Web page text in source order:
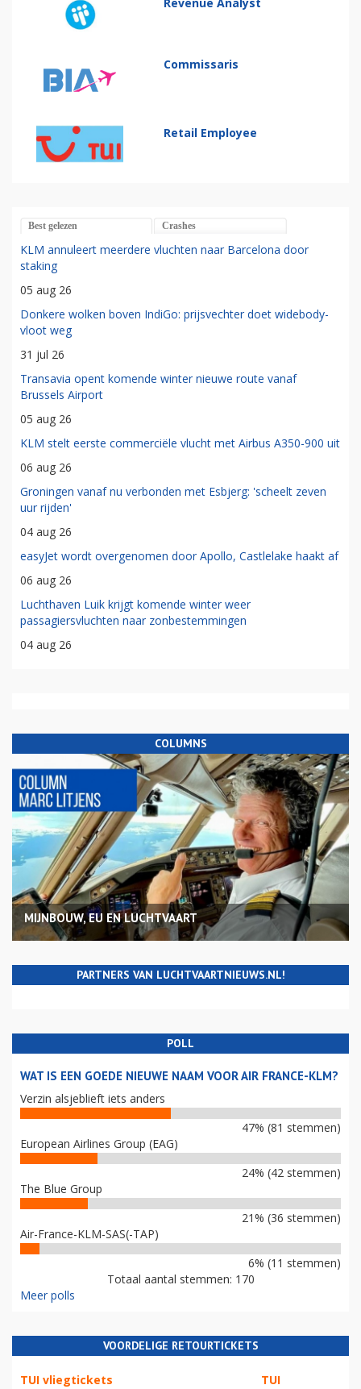
Commissaris
Retail Employee
Best gelezen Crashes
KLM annuleert meerdere vluchten naar Barcelona door
staking
05 aug 26
Donkere wolken boven IndiGo: prijsvechter doet widebody-
vloot weg
31 jul 26
Transavia opent komende winter nieuwe route vanaf
Brussels Airport
05 aug 26
KLM stelt eerste commerciële vlucht met Airbus A350-900 uit
06 aug 26
Groningen vanaf nu verbonden met Esbjerg: 'scheelt zeven
uur rijden'
04 aug 26
easyJet wordt overgenomen door Apollo, Castlelake haakt af
06 aug 26
Luchthaven Luik krijgt komende winter weer
passagiersvluchten naar zonbestemmingen
04 aug 26
COLUMNS
MIJNBOUW, EU EN LUCHTVAART
PARTNERS VAN LUCHTVAARTNIEUWS.NL!
POLL
WAT IS EEN GOEDE NIEUWE NAAM VOOR AIR FRANCE-KLM?
Verzin alsjeblieft iets anders
47% (81 stemmen)
European Airlines Group (EAG)
24% (42 stemmen)
The Blue Group
21% (36 stemmen)
Air-France-KLM-SAS(-TAP)
6% (11 stemmen)
Totaal aantal stemmen: 170
Meer polls
VOORDELIGE RETOURTICKETS
TUI vliegtickets TUI